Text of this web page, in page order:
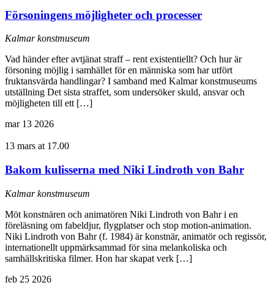
Försoningens möjligheter och processer
Kalmar konstmuseum
Vad händer efter avtjänat straff – rent existentiellt? Och hur är
försoning möjlig i samhället för en människa som har utfört
fruktansvärda handlingar? I samband med Kalmar konstmuseums
utställning Det sista straffet, som undersöker skuld, ansvar och
möjligheten till ett […]
mar 13 2026
13 mars at 17.00
Bakom kulisserna med Niki Lindroth von Bahr
Kalmar konstmuseum
Möt konstnären och animatören Niki Lindroth von Bahr i en
föreläsning om fabeldjur, flygplatser och stop motion-animation.
Niki Lindroth von Bahr (f. 1984) är konstnär, animatör och regissör,
internationellt uppmärksammad för sina melankoliska och
samhällskritiska filmer. Hon har skapat verk […]
feb 25 2026